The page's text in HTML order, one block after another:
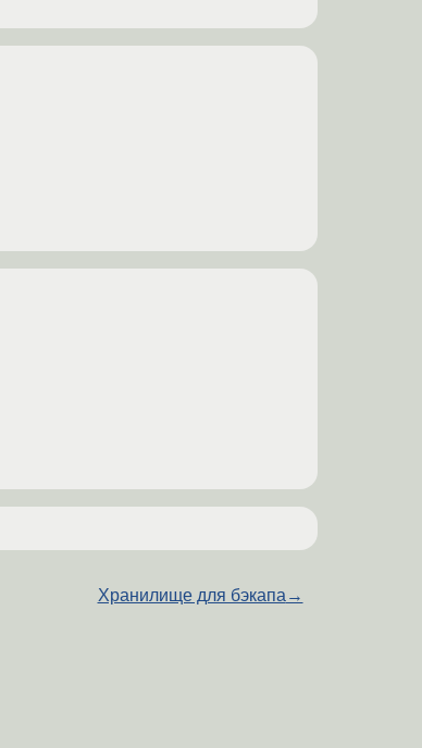
Хранилище для бэкапа →